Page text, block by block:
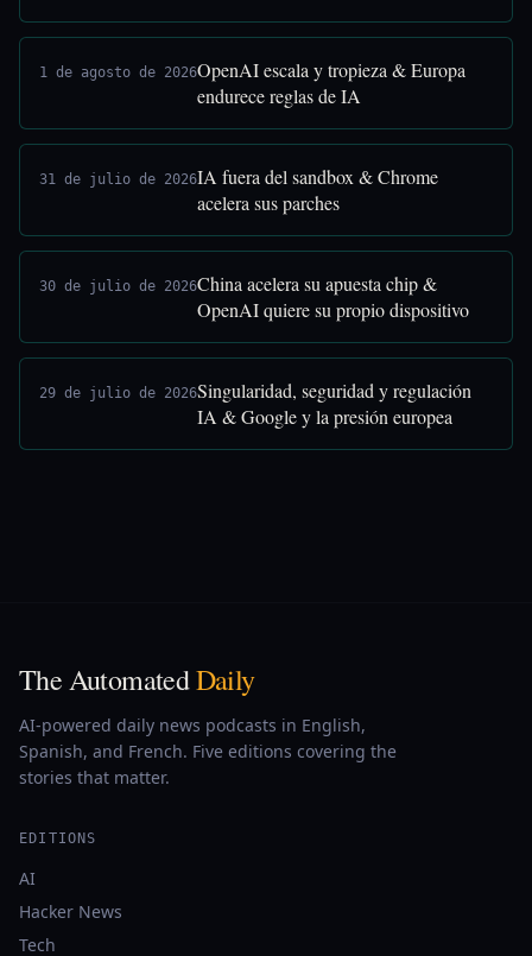
1 de agosto de 2026OpenAI escala y tropieza & Europa
endurece reglas de IA
31 de julio de 2026IA fuera del sandbox & Chrome
acelera sus parches
30 de julio de 2026China acelera su apuesta chip &
OpenAI quiere su propio dispositivo
29 de julio de 2026Singularidad, seguridad y regulación
IA & Google y la presión europea
The AutomatedDaily
AI-powered daily news podcasts in English,
Spanish, and French. Five editions covering the
stories that matter.
EDITIONS
AI
Hacker News
Tech